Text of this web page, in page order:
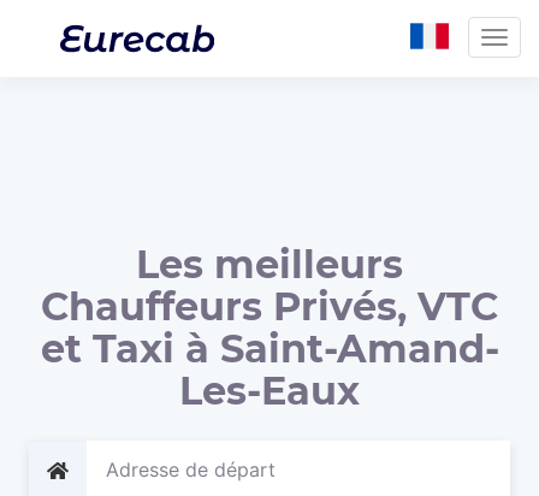
Les meilleurs
Chauffeurs Privés, VTC
et Taxi à Saint-Amand-
Les-Eaux